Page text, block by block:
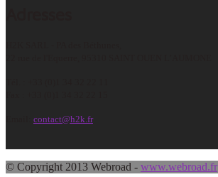
contact@h2k.fr
© Copyright 2013 Webroad - www.webroad.fr